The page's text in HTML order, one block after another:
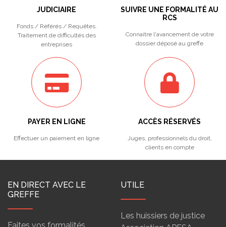
JUDICIAIRE
Fonds / Référés / Requêtes.
Traitement de difficultés des
entreprises
SUIVRE UNE FORMALITÉ AU
RCS
Connaitre l'avancement de votre
dossier déposé au greffe
PAYER EN LIGNE
Effectuer un paiement en ligne
ACCÈS RÉSERVÉS
Juges, professionnels du droit,
clients en compte
EN DIRECT AVEC LE
GREFFE
UTILE
Les huissiers de justice